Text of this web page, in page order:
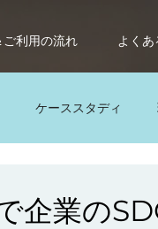
ご利用の流れ よくあ
ケーススタディ
企業の